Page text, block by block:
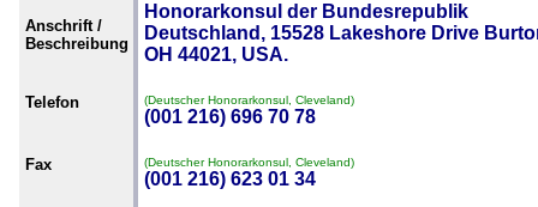
Anschrift /
Beschreibung
Honorarkonsul der Bundesrepublik
Deutschland, 15528 Lakeshore Drive
OH 44021, USA.
Telefon (Deutscher Honorarkonsul, Cleveland)
(001 216) 696 70 78
Fax (Deutscher Honorarkonsul, Cleveland)
(001 216) 623 01 34